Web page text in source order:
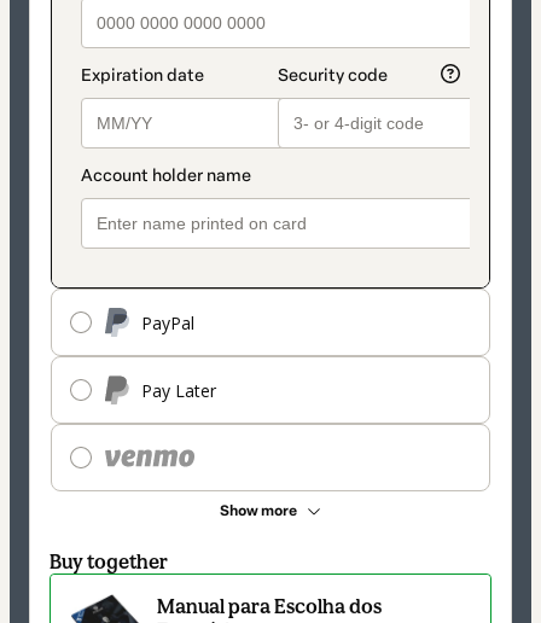
PayPal
Pay Later
Show more
Buy together
Manual para Escolha dos